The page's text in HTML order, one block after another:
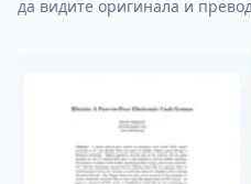
да видите оригинала и